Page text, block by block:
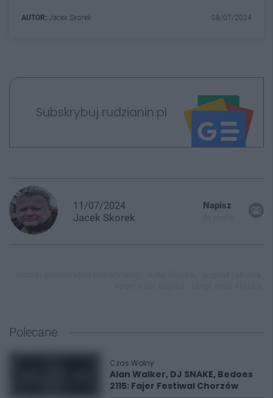
AUTOR: Jacek Skorek 08/07/2024
Subskrybuj rudzianin.pl
11/07/2024
Jacek Skorek
Napisz
Polecane
Czas Wolny
Alan Walker, DJ SNAKE, Bedoes
2115: Fajer Festiwal Chorzów